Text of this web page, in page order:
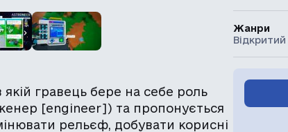
якій гравець бере на себе роль
[engineer]) та пропонується
рельєф, добувати корисні
Жанри
Відкритий